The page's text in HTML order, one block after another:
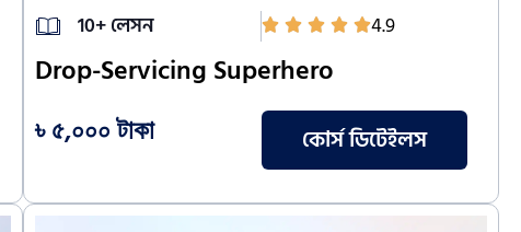
10+ লেসন 4.9
Drop-Servicing Superhero
৳ ৫,০০০ টাকা কোর্স ডিটেইলস